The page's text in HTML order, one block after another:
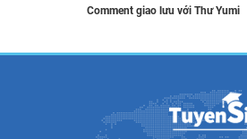
Comment giao lưu với Thư Yumi